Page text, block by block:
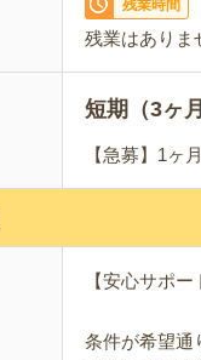
残業時間
残業はありま
短期（3ヶ
【急募】1ヶ
【安心サポ
条件が希望通